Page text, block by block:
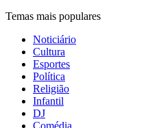
Temas mais populares
Noticiário
Cultura
Esportes
Política
Religião
Infantil
DJ